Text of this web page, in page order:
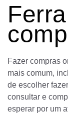
Fazer compras
mais comum,
de escolher
consultar e
esperar por um